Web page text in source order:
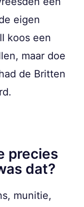
eigen
koos een
maar doe
de Britten
precies
dat?
munitie,